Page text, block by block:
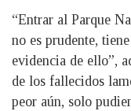
“Entrar al Parque
no es prudente,
evidencia de ello”,
de los fallecidos
peor aún, solo